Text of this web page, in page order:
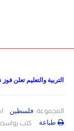
التربية والتعليم تعلن
المجموعة: فلسطين
كتب طباعة